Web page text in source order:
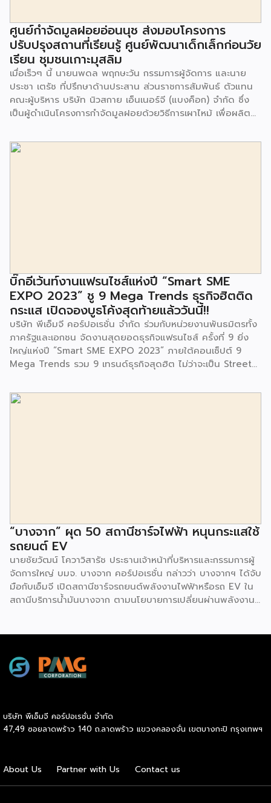
ศูนย์กำจัดมูลฝอยอ่อนนุช ส่งมอบโครงการ
ปรับปรุงสถานที่เรียนรู้ ศูนย์พัฒนาเด็กเล็กก่อนวัย
เรียน ชุมชนเกาะมุสลิม
เมื่อเร็วๆ นี้ นายนพดล พฤกษะวัน กรรมการผู้จัดการ และนาย
ประชา เตรัช ที่ปรึกษาด้านประสาน ส่วนราชการสัมพันธ์ ตัวแทน
คณะผู้บริหาร บริษัท นิวสกาย เอ็นเนอร์จี (แบงค็อก) จํากัด ซึ่ง
เป็นผู้ดำเนินโครงการกำจัดมูลฝอยด้วยวิธีการเผาไหม้ เพื่อผลิต
มูลฝอยอ่อนนุช เป็นประธานในพิธีส่งมอบโครงการปรับปรุงสถาน
ที่เรียนรู้ ศูนย์พัฒนาเด็กเล็ก ก่อนวัยเรียน ชุมชนเกาะมุสลิม แขวง
จนประชาชนในชุมชนและพื้นที่ใกล้เคียง รวมถึงคณะครู ผู้ปกครอง
และนักเรียนจากศูนย์พัฒนาเด็กเล็กก่อนวัยเรียน ชุมชนเกาะมุสลิม
ร่วมเป็นเกียรติในพิธีดังกล่าว โครงการกำจัดมูลฝอยด้วยวิธีการ
เผาไหม้ฯ ยังมีกิจกรรมเพื่อสังคมหรือ CSR อื่นๆ อีกมากมาย กับ
ชุมชนรอบๆ พื้นที่โครงการอย่างต่อเนื่อง อาทิ การลงพื้นที่
ประชาสัมพันธ์ […]
บิ๊กอีเว้นท์งานแฟรนไชส์แห่งปี “Smart SME
EXPO 2023” ชู 9 Mega Trends ธุรกิจฮิตติด
กระแส เปิดจองบูธโค้งสุดท้ายแล้ววันนี้!!
บริษัท พีเอ็มจี คอร์ปอเรชั่น จำกัด ร่วมกับหน่วยงานพันธมิตรทั้ง
ภาครัฐและเอกชน จัดงานสุดยอดธุรกิจแฟรนไชส์ ครั้งที่ 9 ยิ่ง
ใหญ่แห่งปี “Smart SME EXPO 2023” ภายใต้คอนเซ็ปต์ 9
Mega Trends รวม 9 เทรนด์ธุรกิจสุดฮิต ไม่ว่าจะเป็น Street
Trends, Coffee & Beverage Trends, Education Trends,
Health & Wellness Trends, E-Commerce Trends,
“บางจาก” ผุด 50 สถานีชาร์จไฟฟ้า หนุนกระแสใช้
รถยนต์ EV
นายชัยวัฒน์ โควาวิสารัช ประธานเจ้าหน้าที่บริหารและกรรมการผู้
จัดการใหญ่ บมจ. บางจาก คอร์ปอเรชั่น กล่าวว่า บางจากฯ ได้จับ
มือกับเอ็มจี เปิดสถานีชาร์จรถยนต์พลังงานไฟฟ้าหรือรถ EV ใน
สถานีบริการน้ำมันบางจาก ตามนโยบายการเปลี่ยนผ่านพลังงาน
สถานีบริการน้ำมันบางจากมีสถานีชาร์จรถ EV ทั้งในกรุงเทพฯ
และต่างจังหวัด ครอบคลุมทั่วประเทศ .โดยความร่วมมือครั้งนี้
สถานีชาร์จรถยนต์ไฟฟ้า “MG Super Charge” ในสถานีบริการ
น้ำมันบางจาก ครอบคลุมทั้งในเขตกรุงเทพฯ นนทบุรีและ
เดือนตุลาคมเป็นต้นไป .ด้านนายจาง ไห่โป กรรมการผู้จัดการ
บริษัท เอสเอไอซี มอเตอร์ – ซีพี จำกัด และ บริษัท […]
บริษัท พีเอ็มจี คอร์ปอเรชั่น จำกัด
47,49 ซอยลาดพร้าว 140 ถ.ลาดพร้าว แขวงคลองจั่น เขตบางกะปิ กรุงเทพฯ
About Us Partner with Us Contact us